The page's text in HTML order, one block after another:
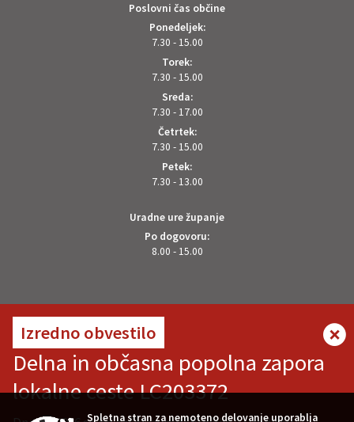
Izredno obvestilo
Delna in občasna popolna zapora
lokalne ceste LC203372
Poslovni čas občine
Ponedeljek:
7.30 - 15.00
Torek:
7.30 - 15.00
Sreda:
7.30 - 17.00
Četrtek:
7.30 - 15.00
Petek:
7.30 - 13.00
Uradne ure županje
Po dogovoru:
8.00 - 15.00
VREMENSKA NAPOVED
Spletna stran za nemoteno delovanje uporablja